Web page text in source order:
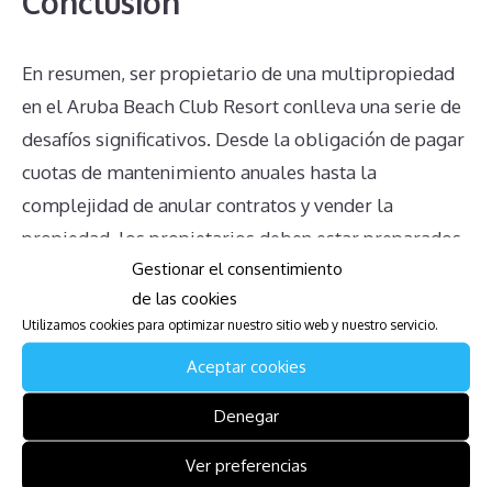
Gestionar el consentimiento
de las cookies
Utilizamos cookies para optimizar nuestro sitio web y nuestro servicio.
Aceptar cookies
Denegar
Ver preferencias
En resumen, ser propietario de una multipropiedad
en el Aruba Beach Club Resort conlleva una serie de
desafíos significativos. Desde la obligación de pagar
cuotas de mantenimiento anuales hasta la
complejidad de anular contratos y vender la
propiedad, los propietarios deben estar preparados
para enfrentar diversas dificultades. La comprensión
clara de sus derechos y obligaciones, así como la
búsqueda de asesoramiento legal adecuado, son
pasos esenciales para manejar de manera efectiva
estos desafíos y tomar decisiones bien informadas.